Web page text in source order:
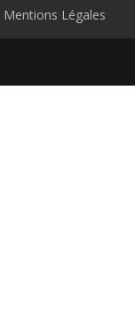
Mentions Légales